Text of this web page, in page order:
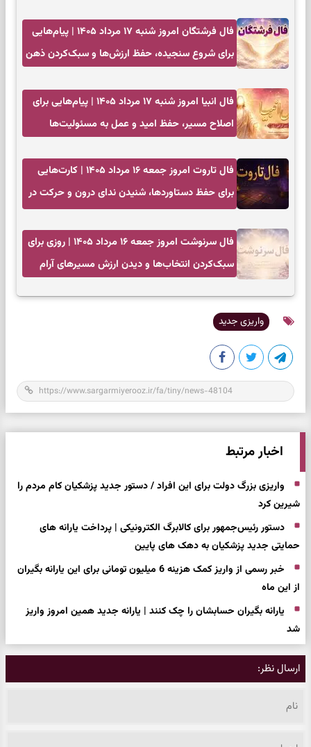
فال فرشتگان امروز شنبه ۱۷ مرداد ۱۴۰۵ | پیام‌هایی
برای شروع سنجیده، حفظ ارزش‌ها و سبک‌کردن ذهن
فال انبیا امروز شنبه ۱۷ مرداد ۱۴۰۵ | پیام‌هایی برای
اصلاح مسیر، حفظ امید و عمل به مسئولیت‌ها
فال تاروت امروز جمعه ۱۶ مرداد ۱۴۰۵ | کارت‌هایی
برای حفظ دستاوردها، شنیدن ندای درون و حرکت در
فال سرنوشت امروز جمعه ۱۶ مرداد ۱۴۰۵ | روزی برای
سبک‌کردن انتخاب‌ها و دیدن ارزش مسیرهای آرام
واریزی جدید
اخبار مرتبط
واریزی بزرگ دولت برای این افراد / دستور جدید پزشکیان کام مردم را
شیرین کرد
دستور رئیس‌جمهور برای کالابرگ الکترونیکی | پرداخت یارانه های
حمایتی جدید پزشکیان به دهک های پایین
خبر رسمی از واریز کمک هزینه 6 میلیون تومانی برای این یارانه بگیران
از این ماه
یارانه بگیران حسابشان را چک کنند | یارانه جدید همین امروز واریز
شد
ارسال نظر: